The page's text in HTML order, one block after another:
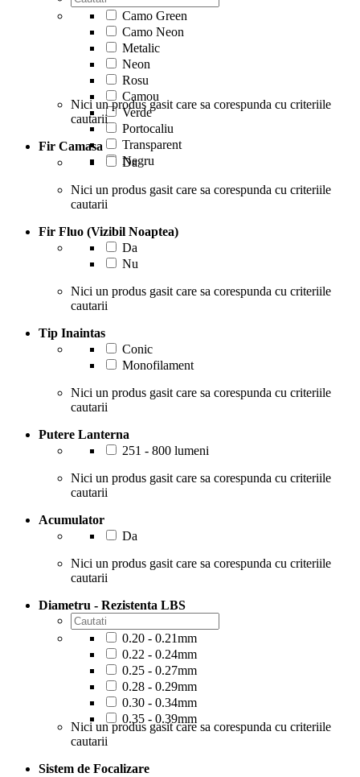
Camo Green
Camo Neon
Metalic
Neon
Rosu
Camou
Verde
Portocaliu
Transparent
Negru
Nici un produs gasit care sa corespunda cu criteriile
cautarii
Fir Camasa
Da
Nici un produs gasit care sa corespunda cu criteriile
cautarii
Fir Fluo (Vizibil Noaptea)
Da
Nu
Nici un produs gasit care sa corespunda cu criteriile
cautarii
Tip Inaintas
Conic
Monofilament
Nici un produs gasit care sa corespunda cu criteriile
cautarii
Putere Lanterna
251 - 800 lumeni
Nici un produs gasit care sa corespunda cu criteriile
cautarii
Acumulator
Da
Nici un produs gasit care sa corespunda cu criteriile
cautarii
Diametru - Rezistenta LBS
0.20 - 0.21mm
0.22 - 0.24mm
0.25 - 0.27mm
0.28 - 0.29mm
0.30 - 0.34mm
0.35 - 0.39mm
Nici un produs gasit care sa corespunda cu criteriile
cautarii
Sistem de Focalizare